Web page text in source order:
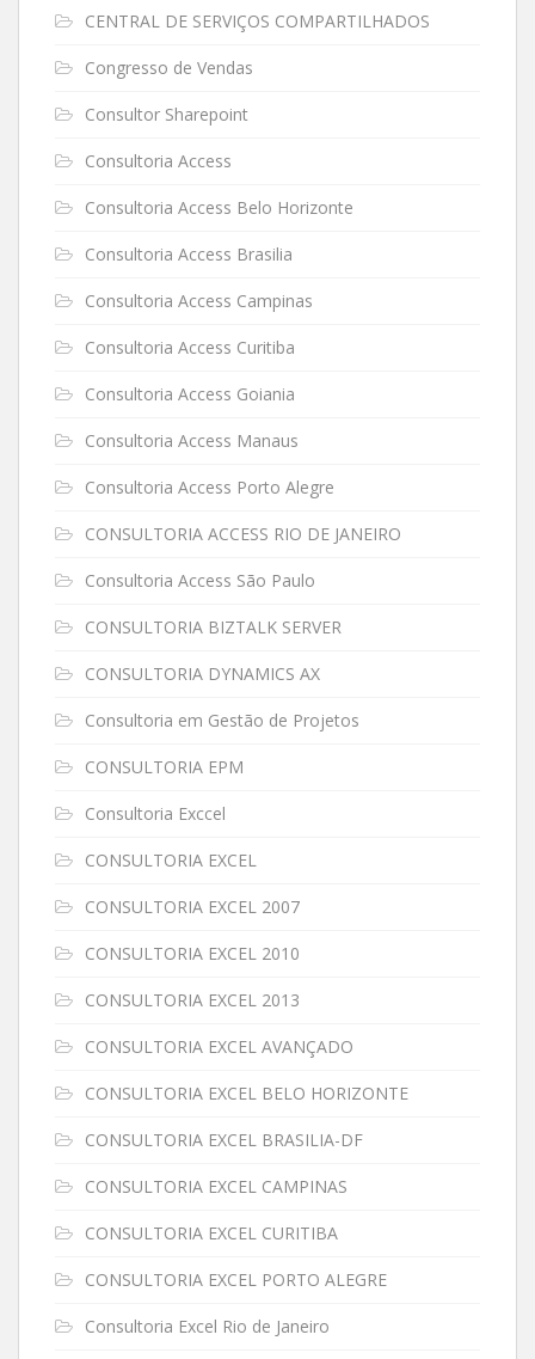
CENTRAL DE SERVIÇOS COMPARTILHADOS
Congresso de Vendas
Consultor Sharepoint
Consultoria Access
Consultoria Access Belo Horizonte
Consultoria Access Brasilia
Consultoria Access Campinas
Consultoria Access Curitiba
Consultoria Access Goiania
Consultoria Access Manaus
Consultoria Access Porto Alegre
CONSULTORIA ACCESS RIO DE JANEIRO
Consultoria Access São Paulo
CONSULTORIA BIZTALK SERVER
CONSULTORIA DYNAMICS AX
Consultoria em Gestão de Projetos
CONSULTORIA EPM
Consultoria Exccel
CONSULTORIA EXCEL
CONSULTORIA EXCEL 2007
CONSULTORIA EXCEL 2010
CONSULTORIA EXCEL 2013
CONSULTORIA EXCEL AVANÇADO
CONSULTORIA EXCEL BELO HORIZONTE
CONSULTORIA EXCEL BRASILIA-DF
CONSULTORIA EXCEL CAMPINAS
CONSULTORIA EXCEL CURITIBA
CONSULTORIA EXCEL PORTO ALEGRE
Consultoria Excel Rio de Janeiro